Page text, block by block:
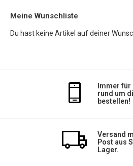
Meine Wunschliste
Du hast keine Artikel auf deiner
Immer
rund um
bestellen!
Versand
Post aus
Lager.